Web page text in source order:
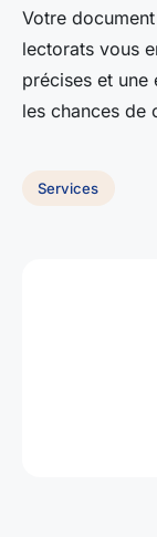
Votre
lectorats vous
précises et
les chances de
Services